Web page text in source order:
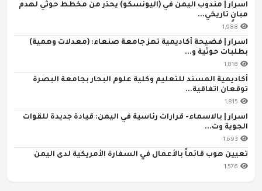
اسرار | مندوب اليمن في (اليونسكو) يحذّر من مخطط حوثي لهدم
مبانٍ تاريخي...
1,988
اسرار | فضيحة أكاديمية تهز جامعة صنعاء: (معدلات وهمية)
بطلبات حوثية و...
1,818
أكاديمية المسند للتعليم وكلية علوم البحار بجامعة البصرة
توقعان اتفاقية...
1,815
اسرار | بالاسماء- قرارات رئاسية في اليمن: قيادة جديدة للقوات
الجوية وت...
1,693
تعيين هوب قائماً بالأعمال في السفارة الأمريكية لدى اليمن
1,576